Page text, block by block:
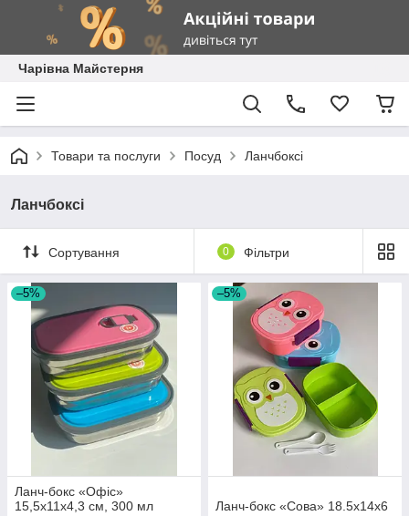
Чарівна Майстерня
Товари та послуги Посуд Ланчбоксі
Ланчбоксі
Сортування 0 Фільтри
–5%
Ланч-бокс «Офіс»
15,5x11x4,3 см, 300 мл
–5%
Ланч-бокс «Сова» 18.5x14x6